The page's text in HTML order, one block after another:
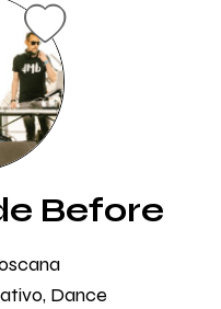
Before
Dance